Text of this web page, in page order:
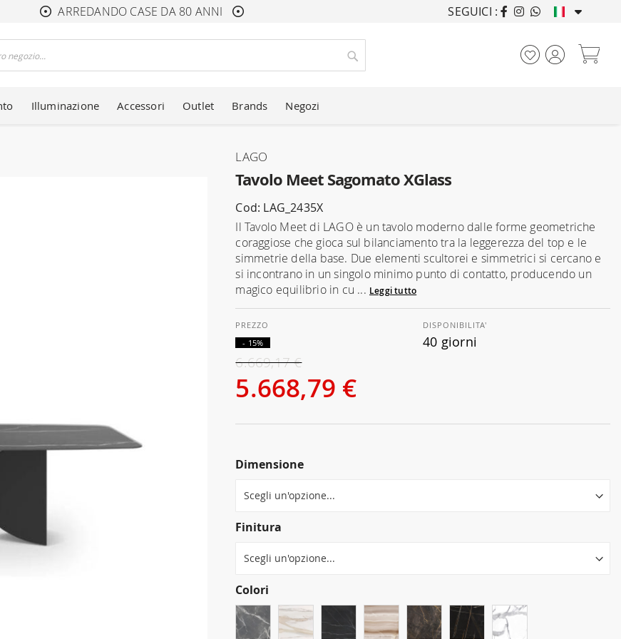
ARREDANDO CASE DA 80 ANNI ARREDANDO CASE
SEGUICI :
Cerca
Illuminazione Accessori Outlet Brands Negozi
Tavolo Meet Sagomato XGlass
LAGO
Cod: LAG_2435X
Il Tavolo Meet di LAGO è un tavolo moderno dalle forme geometriche
coraggiose che gioca sul bilanciamento tra la leggerezza del top e le
simmetrie della base. Due elementi scultorei e simmetrici si cercano e
si incontrano in un singolo minimo punto di contatto, producendo un
magico equilibrio in cu ... Leggi tutto
5.668,79 €
6.669,17 €
- 15%
DISPONIBILITA'
40 giorni
Dimensione
Finitura
Colori